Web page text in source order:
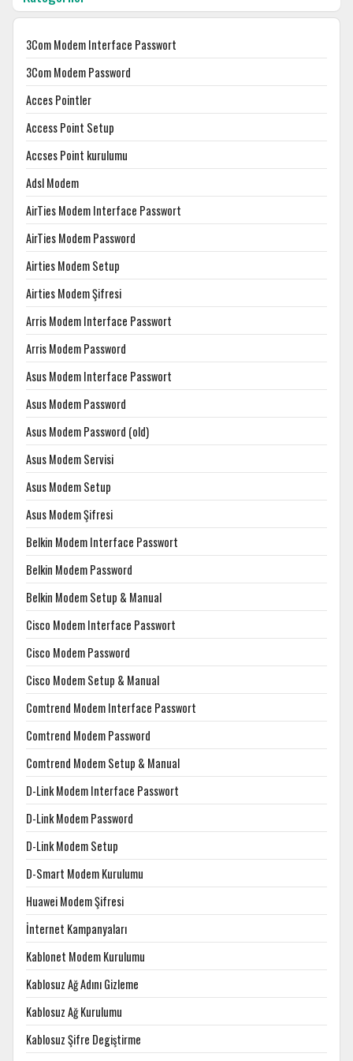
3Com Modem Interface Passwort
3Com Modem Password
Acces Pointler
Access Point Setup
Accses Point kurulumu
Adsl Modem
AirTies Modem Interface Passwort
AirTies Modem Password
Airties Modem Setup
Airties Modem Şifresi
Arris Modem Interface Passwort
Arris Modem Password
Asus Modem Interface Passwort
Asus Modem Password
Asus Modem Password (old)
Asus Modem Servisi
Asus Modem Setup
Asus Modem Şifresi
Belkin Modem Interface Passwort
Belkin Modem Password
Belkin Modem Setup & Manual
Cisco Modem Interface Passwort
Cisco Modem Password
Cisco Modem Setup & Manual
Comtrend Modem Interface Passwort
Comtrend Modem Password
Comtrend Modem Setup & Manual
D-Link Modem Interface Passwort
D-Link Modem Password
D-Link Modem Setup
D-Smart Modem Kurulumu
Huawei Modem Şifresi
İnternet Kampanyaları
Kablonet Modem Kurulumu
Kablosuz Ağ Adını Gizleme
Kablosuz Ağ Kurulumu
Kablosuz Şifre Degiştirme